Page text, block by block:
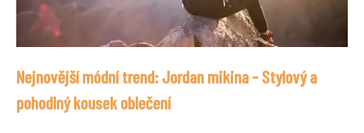
Nejnovější módní trend: Jordan mikina - Stylový a
pohodlný kousek oblečení